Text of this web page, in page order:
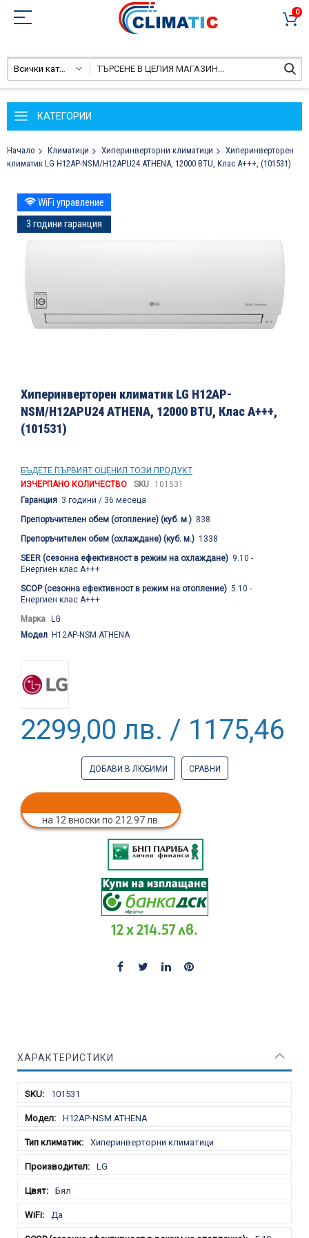
0
Всички категории
КАТЕГОРИИ
Начало Климатици Хиперинверторни климатици
Хиперинверторен
климатик LG H12AP-NSM/H12APU24 ATHENA, 12000 BTU, Клас A+++, (101531)
Преминете
към
края
на
галерията
на
WiFi управление
3 години гаранция
към
началото
на
галерия
със
Хиперинверторен климатик LG H12AP-
NSM/H12APU24 ATHENA, 12000 BTU, Клас A+++,
(101531)
БЪДЕТЕ ПЪРВИЯТ ОЦЕНИЛ ТОЗИ ПРОДУКТ
ИЗЧЕРПАНО КОЛИЧЕСТВО
SKU
101531
Гаранция 3 години / 36 месеца
Препоръчителен обем (отопление) (куб. м.) 838
Препоръчителен обем (охлаждане) (куб. м.) 1338
SEER (сезонна ефективност в режим на охлаждане) 9.10 -
Енергиен клас A+++
SCOP (сезонна ефективност в режим на отопление) 5.10 -
Енергиен клас А+++
Марка LG
Модел H12AP-NSM ATHENA
2299,00 лв. / 1175,46 €
ДОБАВИ В ЛЮБИМИ СРАВНИ
на 12 вноски по 212.97 лв.
12 x 214.57 лв.
ХАРАКТЕРИСТИКИ
101531
H12AP-NSM ATHENA
Хиперинверторни климатици
LG
Бял
Да